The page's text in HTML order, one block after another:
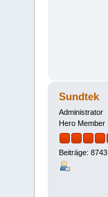
Sundtek
Administrator
Hero Member
Beiträge: 8743